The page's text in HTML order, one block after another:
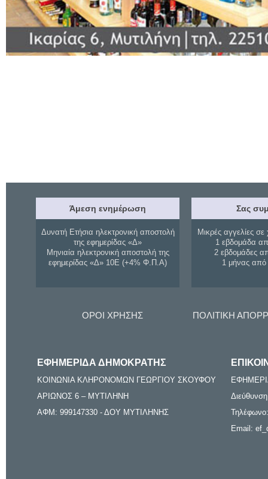
Άμεση ενημέρωση
Δυνατή Ετήσια ηλεκτρονική αποστολή
της εφημερίδας «Δ»
Μηνιαία ηλεκτρονική αποστολή της
εφημερίδας «Δ» 10Ε (+4% Φ.Π.Α)
Σας
Μικρές αγγελίες σε
1 εβδομάδα
2 εβδομάδες
1 μήνας
ΟΡΟΙ ΧΡΗΣΗΣ ΠΟΛΙΤΙΚΗ
ΕΦΗΜΕΡΙΔΑ ΔΗΜΟΚΡΑΤΗΣ
ΚΟΙΝΩΝΙΑ ΚΛΗΡΟΝΟΜΩΝ ΓΕΩΡΓΙΟΥ ΣΚΟΥΦΟΥ
ΑΡΙΩΝΟΣ 6 – ΜΥΤΙΛΗΝΗ
ΑΦΜ: 999147330 - ΔΟΥ ΜΥΤΙΛΗΝΗΣ
Email: